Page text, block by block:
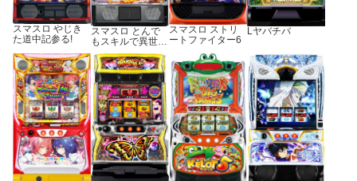
スマスロ やじき
た道中記参る!
スマスロ とんで
もスキルで異世界
放浪メシ
スマスロ ストリ
ートファイター6
Lヤバチバ